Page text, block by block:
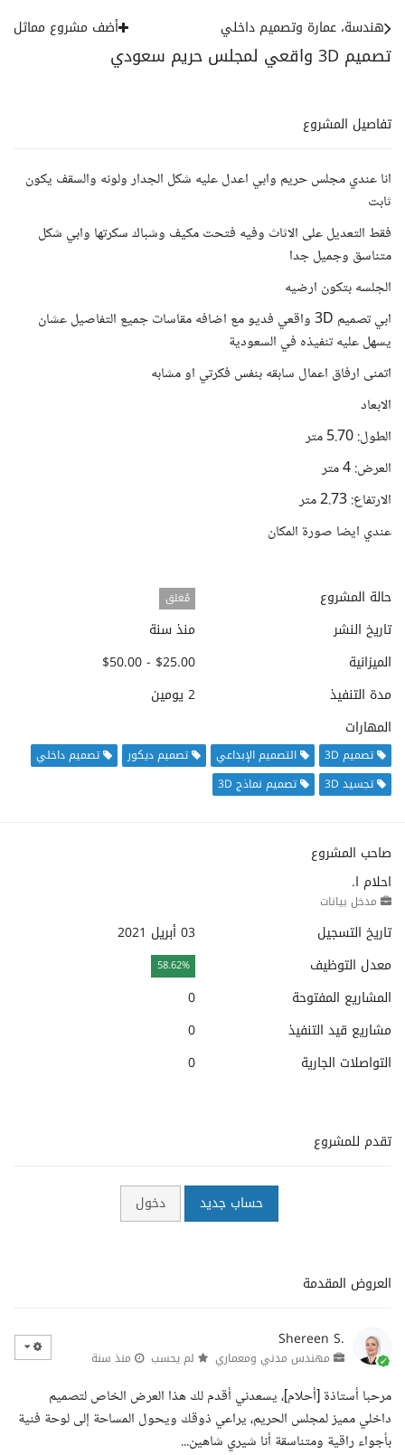
تصميم 3D واقعي لمجلس حريم سعودي
هندسة، عمارة وتصميم داخلي أضف مشروع مماثل
تفاصيل المشروع
انا عندي مجلس حريم وابي اعدل عليه شكل الجدار ولونه والسقف يكون
ثابت
فقط التعديل على الاثاث وفيه فتحت مكيف وشباك سكرتها وابي شكل
متناسق وجميل جدا
الجلسه بتكون ارضيه
ابي تصميم 3D واقعي فديو مع اضافه مقاسات جميع التفاصيل عشان
يسهل عليه تنفيذه في السعودية
اتمنى ارفاق اعمال سابقه بنفس فكرتي او مشابه
الابعاد
الطول: 5.70 متر
العرض: 4 متر
الارتفاع: 2.73 متر
عندي ايضا صورة المكان
حالة المشروع مُغلق
تاريخ النشر
منذ سنة
الميزانية
$25.00 - $50.00
مدة التنفيذ
2 يومين
المهارات
تصميم 3D التصميم الإبداعي تصميم ديكور
تصميم داخلي
تجسيد 3D
تصميم نماذج 3D
صاحب المشروع
احلام ا.
مدخل بيانات
تاريخ التسجيل
03 أبريل 2021
معدل التوظيف
58.62%
المشاريع المفتوحة
0
مشاريع قيد التنفيذ
0
التواصلات الجارية
0
تقدم للمشروع
حساب جديد دخول
العروض المقدمة
Shereen S.
مهندس مدني ومعماري لم يحسب منذ سنة
مرحبا أستاذة [أحلام]، يسعدني أقدم لك هذا العرض الخاص لتصميم
داخلي مميز لمجلس الحريم، يراعي ذوقك ويحول المساحة إلى لوحة فنية
بأجواء راقية ومتناسقة أنا شيري شاهين...